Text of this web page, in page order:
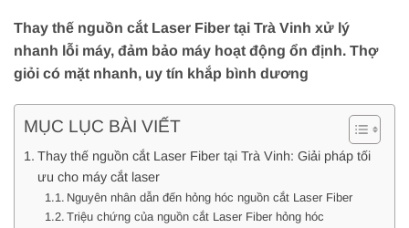
Thay thế nguồn cắt Laser Fiber tại Trà Vinh xử lý
nhanh lỗi máy, đảm bảo máy hoạt động ổn định. Thợ
giỏi có mặt nhanh, uy tín khắp bình dương
MỤC LỤC BÀI VIẾT
Thay thế nguồn cắt Laser Fiber tại Trà Vinh: Giải pháp tối
ưu cho máy cắt laser
Nguyên nhân dẫn đến hỏng hóc nguồn cắt Laser Fiber
Triệu chứng của nguồn cắt Laser Fiber hỏng hóc